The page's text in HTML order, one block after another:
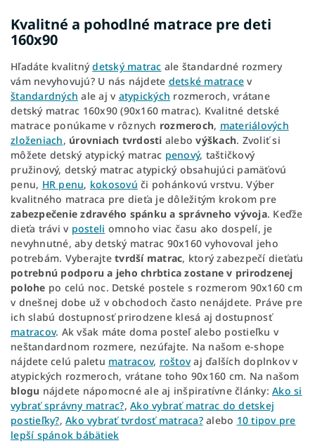
Kvalitné a pohodlné matrace pre deti
160x90
Hľadáte kvalitnýdetský matrac ale štandardné rozmery
vám nevyhovujú? U nás nájdete detské matrace v
štandardných ale aj v atypických rozmeroch, vrátane
detský matrac 160x90 (90x160 matrac). Kvalitné detské
matrace ponúkame v rôznych rozmeroch, materiálových
zloženiach, úrovniach tvrdosti alebovýškach. Zvoliť si
môžete detský atypický matrac penový, taštičkový
pružinový, detský matrac atypický obsahujúci pamäťovú
penu, HR penu, kokosovú či pohánkovú vrstvu. Výber
kvalitného matraca pre dieťa je dôležitým krokom pre
zabezpečenie zdravého spánku a správneho vývoja. Keďže
dieťa trávi v posteli omnoho viac času ako dospelí, je
nevyhnutné, aby detský matrac 90x160 vyhovoval jeho
potrebám. Vyberajte tvrdší matrac, ktorý zabezpečí dieťaťu
potrebnú podporu a jeho chrbtica zostane v prirodzenej
polohe po celú noc. Detské postele s rozmerom 90x160 cm
v dnešnej dobe už v obchodoch často nenájdete. Práve pre
ich slabú dostupnosť prirodzene klesá aj dostupnosť
matracov. Ak však máte doma posteľ alebo postieľku v
neštandardnom rozmere, nezúfajte. Na našom e-shope
nájdete celú paletu matracov, roštovaj ďalších doplnkov v
atypických rozmeroch, vrátane toho 90x160 cm. Na našom
blogu nájdete nápomocné ale aj inšpiratívne články: Ako si
vybrať správny matrac?, Ako vybrať matrac do detskej
postieľky?, Ako vybrať tvrdosť matraca?alebo 10 tipov pre
lepší spánok bábätiek